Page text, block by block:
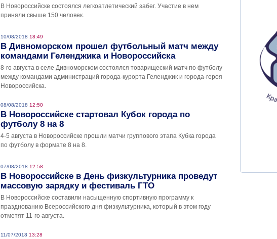
В Новороссийске состоялся легкоатлетический забег. Участие в нем
приняли свыше 150 человек.
10/08/2018 18:49
В Дивноморском прошел футбольный матч между
командами Геленджика и Новороссийска
8-го августа в селе Дивноморском состоялся товарищеский матч по футболу
между командами администраций города-курорта Геленджик и города-героя
Новороссийска.
08/08/2018 12:50
В Новороссийске стартовал Кубок города по
футболу 8 на 8
4-5 августа в Новороссийске прошли матчи группового этапа Кубка города
по футболу в формате 8 на 8.
07/08/2018 12:58
В Новороссийске в День физкультурника проведут
массовую зарядку и фестиваль ГТО
В Новороссийске составили насыщенную спортивную программу к
празднованию Всероссийского дня физкультурника, который в этом году
отметят 11-го августа.
11/07/2018 13:28